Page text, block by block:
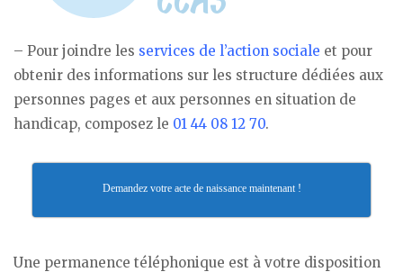
– Pour joindre les services de l’action sociale et pour
obtenir des informations sur les structure dédiées aux
personnes pages et aux personnes en situation de
handicap, composez le 01 44 08 12 70.
Demandez votre acte de naissance maintenant !
Une permanence téléphonique est à votre disposition